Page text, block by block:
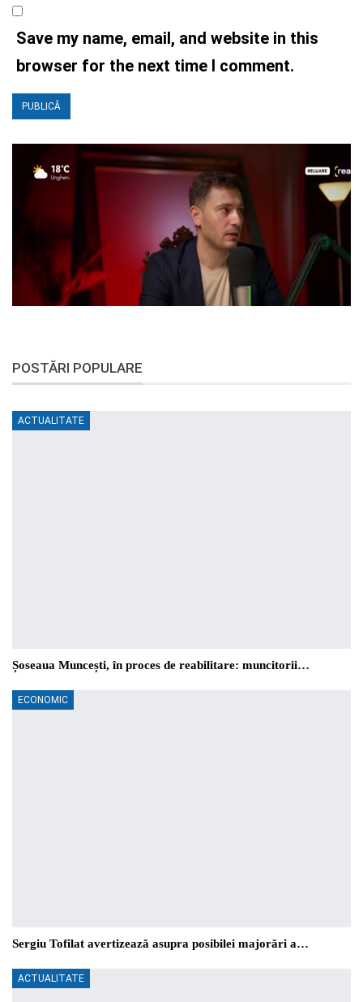
Save my name, email, and website in this
browser for the next time I comment.
POSTĂRI POPULARE
ACTUALITATE
Șoseaua Muncești, în proces de reabilitare: muncitorii…
ECONOMIC
Sergiu Tofilat avertizează asupra posibilei majorări a…
ACTUALITATE